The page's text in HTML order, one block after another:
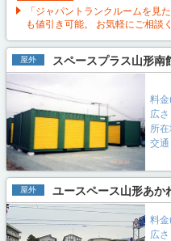
「ジャパントランクルームを見
も値引き可能。 お気軽にご相談
屋外 スペースプラス山形南
料
広さ
所
交通
屋外 ユースペース山形あか
料
広さ